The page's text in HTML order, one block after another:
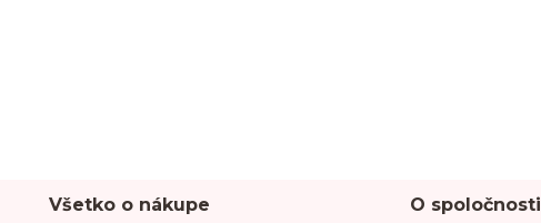
Všetko o nákupe O spoločnosti